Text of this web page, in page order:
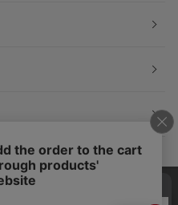
コンテンツの最適な提供、ト